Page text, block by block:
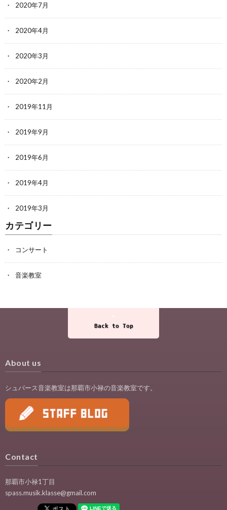
2020年7月
2020年4月
2020年3月
2020年2月
2019年11月
2019年9月
2019年6月
2019年4月
2019年3月
カテゴリー
コンサート
音楽教室
Back to Top
About us
シュパース音楽教室は那覇市小禄の音楽教室です。
Contact
那覇市小禄1丁目
spass.musik.klasse@gmail.com